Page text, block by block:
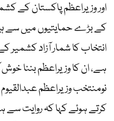
اور وزیراعظم پاکستان کے
کے بڑے حمایتیوں میں سے
انتخاب کا شمار آزاد کشمیر
ہے، ان کا وزیراعظم بننا خوش
نومنتخب وزیراعظم
کرتے ہوئے کہا کہ روایت سے